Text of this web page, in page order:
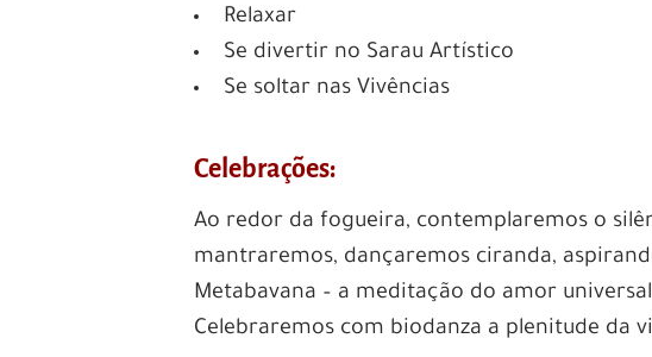
Relaxar
Se divertir no Sarau Artístico
Se soltar nas Vivências
Celebrações:
Ao redor da fogueira, contemplaremos o
mantraremos, dançaremos ciranda,
Metabavana – a meditação do amor
Celebraremos com biodanza a plenitude da